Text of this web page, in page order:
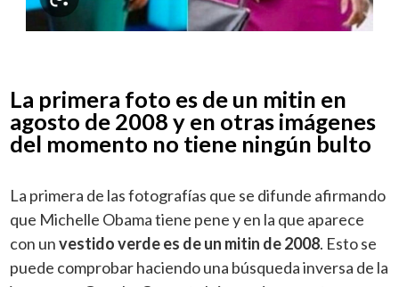
La primera foto es de un mitin en
agosto de 2008 y en otras imágenes
del momento no tiene ningún bulto
La primera de las fotografías que se difunde afirmando
que Michelle Obama tiene pene y en la que aparece
con unvestido verde es de un mitin de 2008. Esto se
puede comprobar haciendo una búsqueda inversa de la